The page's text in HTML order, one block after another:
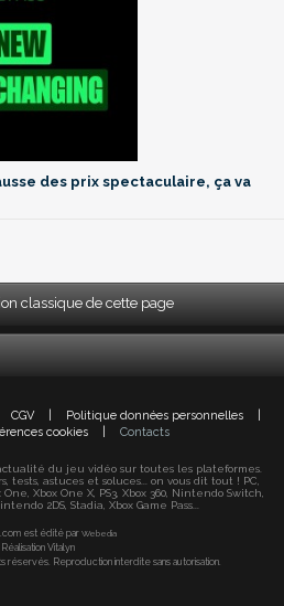
des prix spectaculaire, ça va
classique de cette page
CGV Politique données personnelles
cookies Contacts
du jeu vidéo sur toutes les plateformes.
tests, astuces et soluces... on vous dit tout ! PC,
One, Xbox One X, PS3, Xbox 360, Nintendo Switch,
2DS, Stadia, Xbox Game Pass...
est édité par Webedia
Réalisation Vitalyn
réservés. Reproduction interdite sans autorisation.